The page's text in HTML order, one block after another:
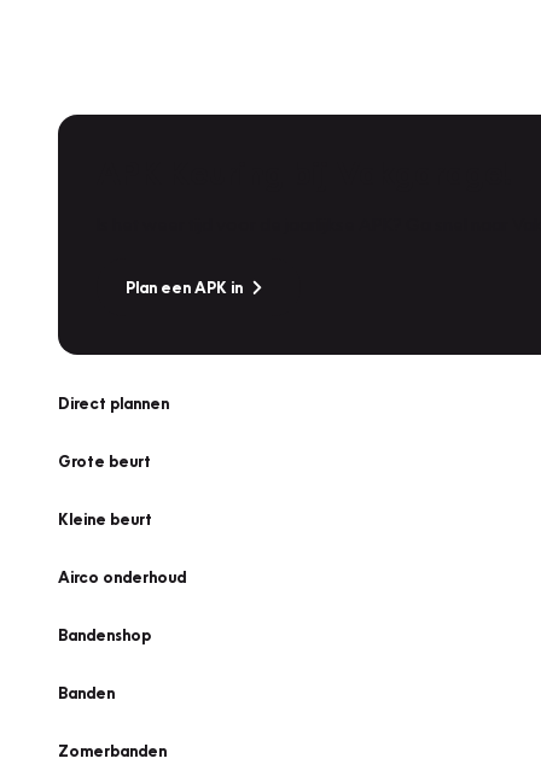
Plan een APK in
Direct plannen
Grote beurt
Kleine beurt
Airco onderhoud
Bandenshop
Banden
Zomerbanden